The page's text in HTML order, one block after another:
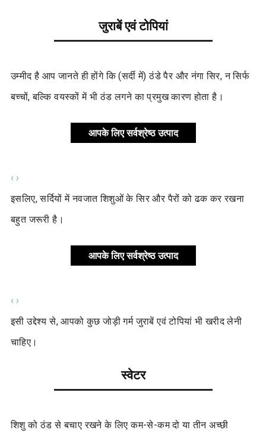
जुराबें एवं टोपियां
उम्मीद है आप जानते ही होंगे कि (सर्दी में) ठंडे पैर और नंगा सिर, न सिर्फ
बच्चों, बल्कि वयस्कों में भी ठंड लगने का प्रमुख कारण होता है।
आपके लिए सर्वश्रेष्ठ उत्पाद
‹ ›
इसलिए, सर्दियों में नवजात शिशुओं के सिर और पैरों को ढक कर रखना
बहुत जरूरी है।
आपके लिए सर्वश्रेष्ठ उत्पाद
‹ ›
इसी उद्देश्य से, आपको कुछ जोड़ी गर्म जुराबें एवं टोपियां भी खरीद लेनी
चाहिए।
स्वेटर
शिशु को ठंड से बचाए रखने के लिए कम-से-कम दो या तीन अच्छी